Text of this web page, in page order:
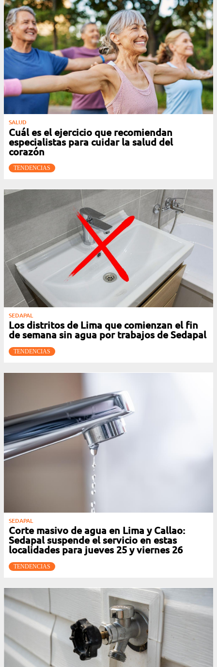
SALUD
Cuál es el ejercicio que recomiendan
especialistas para cuidar la salud del
corazón
TENDENCIAS
SEDAPAL
Los distritos de Lima que comienzan el fin
de semana sin agua por trabajos de Sedapal
TENDENCIAS
SEDAPAL
Corte masivo de agua en Lima y Callao:
Sedapal suspende el servicio en estas
localidades para jueves 25 y viernes 26
TENDENCIAS